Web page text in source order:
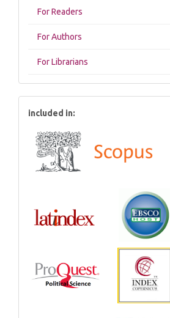
For Readers
For Authors
For Librarians
included in: